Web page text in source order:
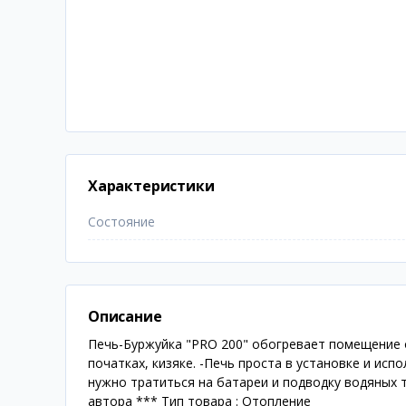
Характеристики
Состояние
Описание
Печь-Буржуйка "PRO 200" обогревает
початках, кизяке. -Печь проста в установке и
нужно тратиться на батареи и подводку
автора *** Тип товара : Отопление